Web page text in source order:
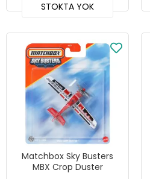
STOKTA YOK
Matchbox Sky Busters
MBX Crop Duster